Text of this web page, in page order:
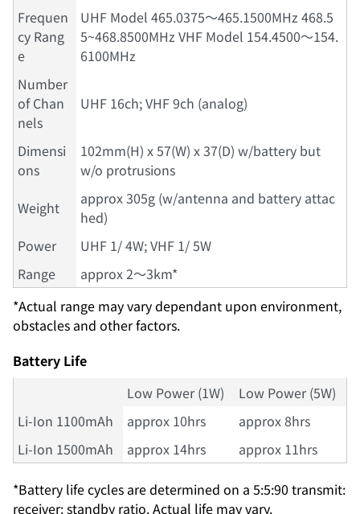
Frequen
cy Rang
e
UHF Model 465.0375～465.1500MHz 468.5
5~468.8500MHz VHF Model 154.4500～154.
6100MHz
Number
of Chan
nels
UHF 16ch; VHF 9ch (analog)
Dimensi
ons
102mm(H) x 57(W) x 37(D) w/battery but
w/o protrusions
Weight
approx 305g (w/antenna and battery attac
hed)
Power
UHF 1/ 4W; VHF 1/ 5W
Range
approx 2～3km*
*Actual range may vary dependant upon environment,
obstacles and other factors.
Battery Life
Low Power (1W)
Low Power (5W)
Li-Ion 1100mAh
approx 10hrs
approx 8hrs
Li-Ion 1500mAh
approx 14hrs approx 11hrs
*Battery life cycles are determined on a 5:5:90 transmit:
receiver: standby ratio. Actual life may vary.